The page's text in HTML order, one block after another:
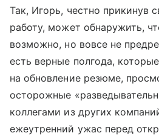
Так, Игорь, честно прикинув
работу, может обнаружить,
возможно, но вовсе не
есть верные полгода,
на обновление резюме,
осторожные
коллегами из других
ежеутренний ужас перед